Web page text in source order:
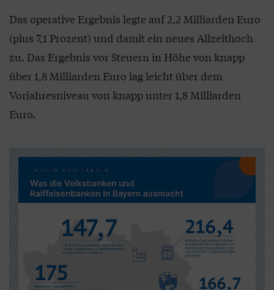
Das operative Ergebnis legte auf 2,2 Milliarden Euro
(plus 7,1 Prozent) und damit ein neues Allzeithoch
zu. Das Ergebnis vor Steuern in Höhe von knapp
über 1,8 Milliarden Euro lag leicht über dem
Vorjahresniveau von knapp unter 1,8 Milliarden
Euro.